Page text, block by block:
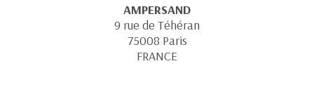
AMPERSAND
9 rue de Téhéran
75008 Paris
FRANCE